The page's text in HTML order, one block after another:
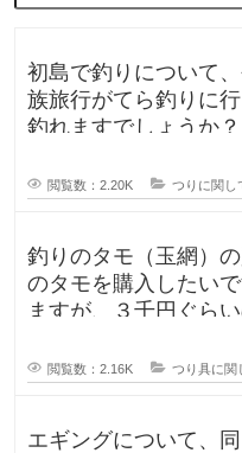
初島で釣りについて
族旅行がてら釣りに
釣れますでしょうか
閲覧数：2.20K つりに関し
釣りのタモ（玉網）
のタモを購入したいです。 安いから高い
ますが、３千円ぐら
閲覧数：2.16K つり具に関
エギングについて、